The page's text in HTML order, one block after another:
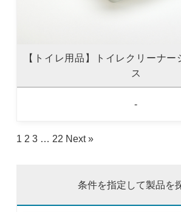
【トイレ用品】トイレクリーナー
ス
-
1 2 3 … 22 Next »
条件を指定して製品を